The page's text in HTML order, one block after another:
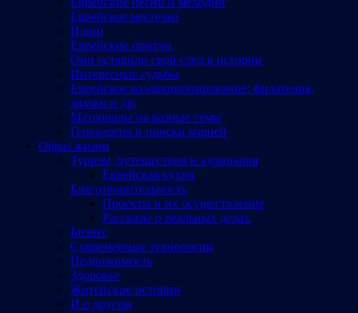
Еврейское местечко
Идиш
Еврейские притчи
Они оставили свой след в истории
Интересные судьбы
Еврейское коллекционирование: филателия,
значки и др.
Материалы на разные темы
Генеалогия и поиски корней
Образ жизни
Туризм, путешествия и кулинария
Еврейская кухня
Благотворительность
Проекты и их осуществление
Рассказы о реальных делах
Бизнес
Современные технологии
Недвижимость
Здоровье
Житейские истории
И о другом